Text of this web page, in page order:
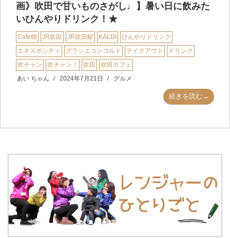
画》吹田で甘いものさがし♩】暑い日に飲みた
いひんやりドリンク！★
Cafe樹 JR吹田 JR吹田駅 KALDI
ひんやりドリンク
エキスポシティ
グラシエコンコルド テイクアウト
ドリンク
吹チャン
吹チャン！ 吹田
吹田カフェ
あい ちゃん
2024年7月21日 グルメ
続きを読む→